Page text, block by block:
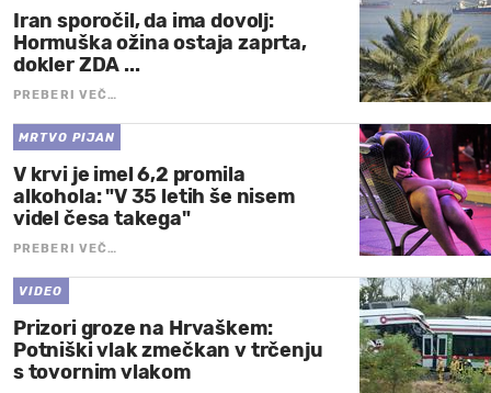
Iran sporočil, da ima dovolj:
Hormuška ožina ostaja zaprta,
dokler ZDA ...
PREBERI VEČ…
MRTVO PIJAN
V krvi je imel 6,2 promila
alkohola: "V 35 letih še nisem
videl česa takega"
PREBERI VEČ…
VIDEO
Prizori groze na Hrvaškem:
Potniški vlak zmečkan v trčenju
s tovornim vlakom